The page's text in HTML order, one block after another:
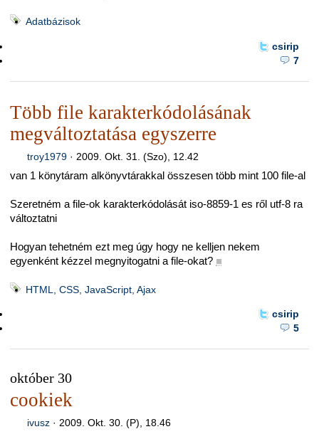
Adatbázisok
csirip
7
Több file karakterkódolásának
megváltoztatása egyszerre
troy1979· 2009. Okt. 31. (Szo), 12.42
van 1 könytáram alkönyvtárakkal összesen több mint 100 file-al
Szeretném a file-ok karakterkódolását iso-8859-1 es ről utf-8 ra
változtatni
Hogyan tehetném ezt meg úgy hogy ne kelljen nekem
egyenként kézzel megnyitogatni a file-okat? ■
HTML, CSS, JavaScript, Ajax
csirip
5
október 30
cookiek
ivusz· 2009. Okt. 30. (P), 18.46